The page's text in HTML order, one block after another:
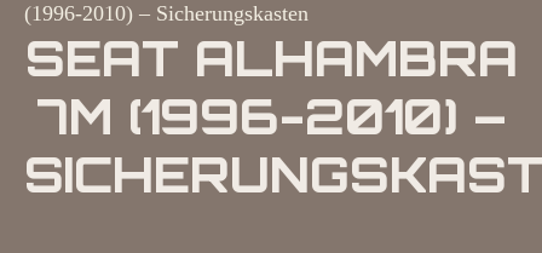
(1996-2010) – Sicherungskasten
SEAT ALHAMBRA
7M (1996-2010) –